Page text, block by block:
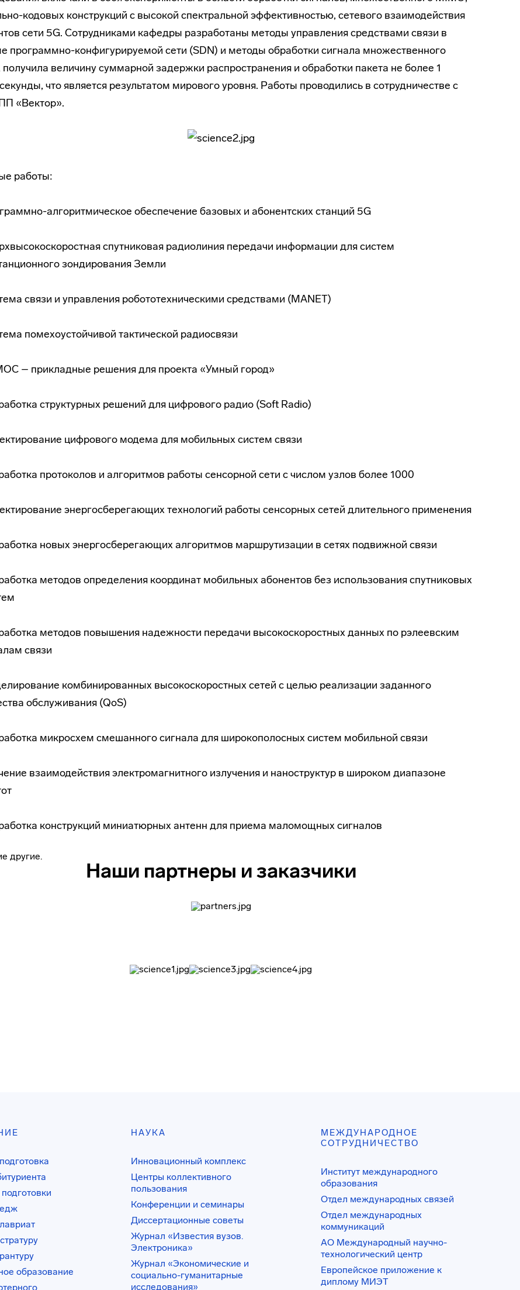
кодовых конструкций с высокой спектральной эффективностью, сетевого взаимодействия
сети 5G. Сотрудниками кафедры разработаны методы управления средствами связи в
программно-конфигурируемой сети (SDN) и методы обработки сигнала множественного
величину суммарной задержки распространения и обработки пакета не более 1
что является результатом мирового уровня. Работы проводились в сотрудничестве с
«Вектор».
работы:
алгоритмическое обеспечение базовых и абонентских станций 5G
спутниковая радиолиния передачи информации для систем
зондирования Земли
связи и управления робототехническими средствами (MANET)
помехоустойчивой тактической радиосвязи
– прикладные решения для проекта «Умный город»
структурных решений для цифрового радио (Soft Radio)
цифрового модема для мобильных систем связи
протоколов и алгоритмов работы сенсорной сети с числом узлов более 1000
энергосберегающих технологий работы сенсорных сетей длительного применения
новых энергосберегающих алгоритмов маршрутизации в сетях подвижной связи
методов определения координат мобильных абонентов без использования спутниковых
методов повышения надежности передачи высокоскоростных данных по рэлеевским
связи
комбинированных высокоскоростных сетей с целью реализации заданного
обслуживания (QoS)
микросхем смешанного сигнала для широкополосных систем мобильной связи
взаимодействия электромагнитного излучения и наноструктур в широком диапазоне
конструкций миниатюрных антенн для приема маломощных сигналов
другие.
Наши партнеры и заказчики
образование
НАУКА
Инновационный комплекс
Центры коллективного
пользования
Конференции и семинары
Диссертационные советы
Журнал «Известия вузов.
Электроника»
Журнал «Экономические и
социально-гуманитарные
исследования»
МЕЖДУНАРОДНОЕ
СОТРУДНИЧЕСТВО
Институт международного
образования
Отдел международных связей
Отдел международных
коммуникаций
АО Международный научно-
технологический центр
Европейское приложение к
диплому МИЭТ